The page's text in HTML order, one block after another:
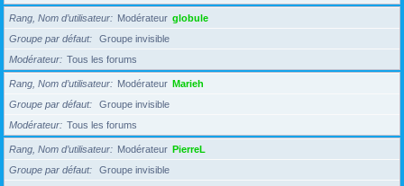
Rang, Nom d’utilisateur Modérateur globule
Groupe par défaut
Groupe invisible
Modérateur
Tous les forums
Rang, Nom d’utilisateur Modérateur Marieh
Groupe par défaut
Groupe invisible
Modérateur
Tous les forums
Rang, Nom d’utilisateur Modérateur PierreL
Groupe par défaut
Groupe invisible